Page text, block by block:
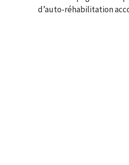
d’auto-réhabilitation